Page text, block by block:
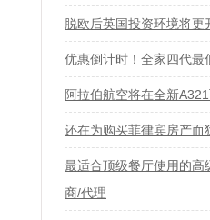
脱欧后英国投资环境将
优惠倒计时！全家四代
阿拉伯航空将在全新
还在为购买菲律宾房产
最适合顶级餐厅使用的
商/代理